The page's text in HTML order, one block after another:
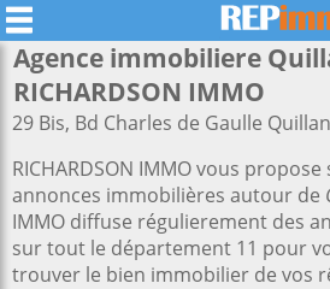
Agence immobiliere
RICHARDSON IMMO
29 Bis, Bd Charles de Gaulle
RICHARDSON IMMO vous
annonces immobilières autour de
IMMO diffuse régulierement des
sur tout le département 11 pour
trouver le bien immobilier de vos